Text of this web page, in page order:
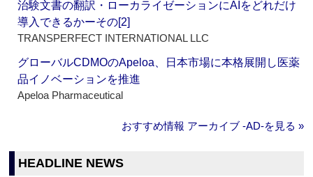
治験文書の翻訳・ローカライゼーションにAIをどれだけ
導入できるかーその[2]
TRANSPERFECT INTERNATIONAL LLC
グローバルCDMOのApeloa、日本市場に本格展開し医薬
品イノベーションを推進
Apeloa Pharmaceutical
おすすめ情報 アーカイブ ‐AD‐を見る »
HEADLINE NEWS